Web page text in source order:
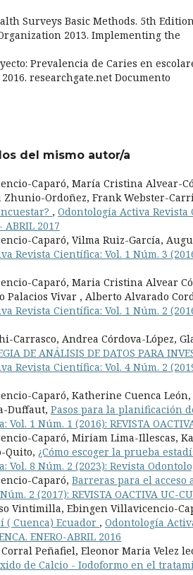
Surveys Basic Methods. 5th
2013. Implementing the
Prevalencia de Caries en
researchgate.net Documento
del mismo autor/a
Caparó, María Cristina Alvear-
Zhunio-Ordoñez, Frank Webster-
, Odontología Activa Revista
ABRIL 2017
Caparó, Vilma Ruiz-García,
Revista Científica: Vol. 1 Núm. 3
Caparó, Maria Cristina Alvear
Palacios Vivar , Alberto Alvarado
Revista Científica: Vol. 1 Núm. 2
Carrasco, Andrea Córdova-López,
DE ANÁLISIS DE DATOS PARA
Revista Científica: Vol. 4 Núm. 2
Caparó, Katherine Cuenca
Duffaut, Pasos para la planificación
1 Núm. 1 (2016): REVISTA
Caparó, Miriam Lima-Illescas,
Quito, ¿Cómo escoger la prueba
Vol. 8 Núm. 2 (2023): Revista
Caparó, Barreras para el
2 (2017): REVISTA OACTIVA UC-
Vintimilla, Ebingen Villavicencio-
( Cuenca) Ecuador , Odontología
ENERO-ABRIL 2016
Peñafiel, Eleonor Maria Velez
de Calcio - Iodoformo en el